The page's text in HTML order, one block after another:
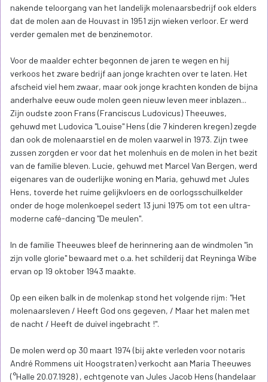
nakende teloorgang van het landelijk molenaarsbedrijf ook elders
dat de molen aan de Houvast in 1951 zijn wieken verloor. Er werd
verder gemalen met de benzinemotor.
Voor de maalder echter begonnen de jaren te wegen en hij
verkoos het zware bedrijf aan jonge krachten over te laten. Het
afscheid viel hem zwaar, maar ook jonge krachten konden de bijna
anderhalve eeuw oude molen geen nieuw leven meer inblazen...
Zijn oudste zoon Frans (Franciscus Ludovicus) Theeuwes,
gehuwd met Ludovica "Louise" Hens (die 7 kinderen kregen) zegde
dan ook de molenaarstiel en de molen vaarwel in 1973. Zijn twee
zussen zorgden er voor dat het molenhuis en de molen in het bezit
van de familie bleven. Lucie, gehuwd met Marcel Van Bergen, werd
eigenares van de ouderlijke woning en Maria, gehuwd met Jules
Hens, toverde het ruime gelijkvloers en de oorlogsschuilkelder
onder de hoge molenkoepel sedert 13 juni 1975 om tot een ultra-
moderne café-dancing "De meulen".
In de familie Theeuwes bleef de herinnering aan de windmolen "in
zijn volle glorie" bewaard met o.a. het schilderij dat Reyninga Wibe
ervan op 19 oktober 1943 maakte.
Op een eiken balk in de molenkap stond het volgende rijm: "Het
molenaarsleven / Heeft God ons gegeven, / Maar het malen met
de nacht / Heeft de duivel ingebracht !".
De molen werd op 30 maart 1974 (bij akte verleden voor notaris
André Rommens uit Hoogstraten) verkocht aan Maria Theeuwes
(°Halle 20.07.1928) , echtgenote van Jules Jacob Hens (handelaar